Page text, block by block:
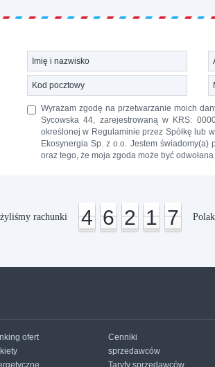
Wyrażam zgodę na przetwarzanie moich
Sycowska 44, zarejestrowaną w KRS:
określonej w Regulaminie przez Spółkę lub
Ekosynergia Sp. z o.o. Jestem
oraz tego, że moja zgoda może być
rachunki 4 6 2 1 7
ofert
Cenniki
sprzedawców
Taryfy sprzedawców